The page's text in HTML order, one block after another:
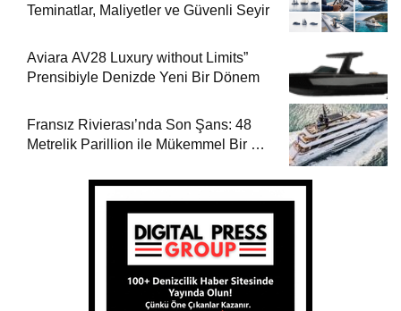
Teminatlar, Maliyetler ve Güvenli Seyir
Aviara AV28 Luxury without Limits”
Prensibiyle Denizde Yeni Bir Dönem
Fransız Rivierası’nda Son Şans: 48
Metrelik Parillion ile Mükemmel Bir Yat